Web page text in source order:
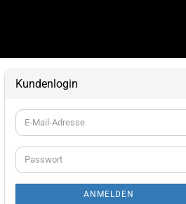
Kundenlogin
E-
Mail-
Adresse
Passwort
ANMELDEN